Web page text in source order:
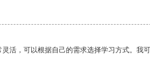
活，可以根据自己的需求选择学习方式。我